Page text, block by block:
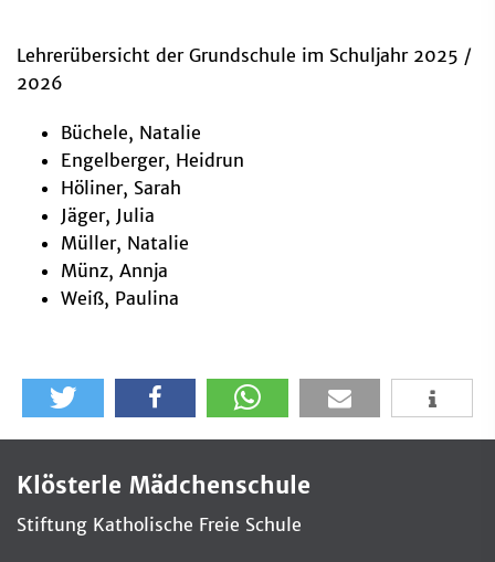
Lehrerübersicht der Grundschule im Schuljahr 2025 /
2026
Büchele, Natalie
Engelberger, Heidrun
Höliner, Sarah
Jäger, Julia
Müller, Natalie
Münz, Annja
Weiß, Paulina
Klösterle Mädchenschule
Stiftung Katholische Freie Schule